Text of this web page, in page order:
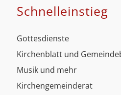
Schnell­einstieg
Gottesdienste
Kirchenblatt und
Musik und mehr
Kirchengemeinderat